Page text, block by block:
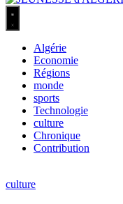
Algérie
Economie
Régions
monde
sports
Technologie
culture
Chronique
Contribution
culture